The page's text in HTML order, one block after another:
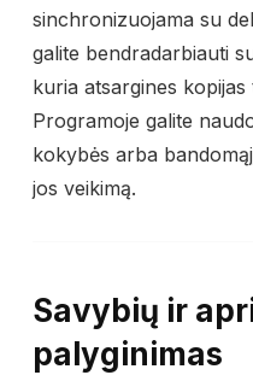
sinchronizuojama su
galite bendradarbiauti
kuria atsargines
Programoje galite
kokybės arba
jos veikimą.
Savybių ir
palyginimas